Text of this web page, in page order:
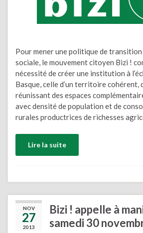
Pour mener une politique de
sociale, le mouvement citoyen Bizi !
nécessité de créer une institution à
Basque, celle d’un territoire cohérent,
réunissant des espaces
avec densité de population et de
rurales productrices de richesses
Lire la suite
NOV
27
2013
Bizi ! appelle à
samedi 30